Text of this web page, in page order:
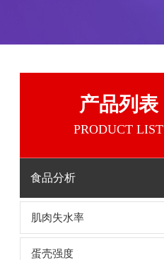
产品列表
PRODUCT LIST
食品分析
肌肉失水率
蛋壳强度